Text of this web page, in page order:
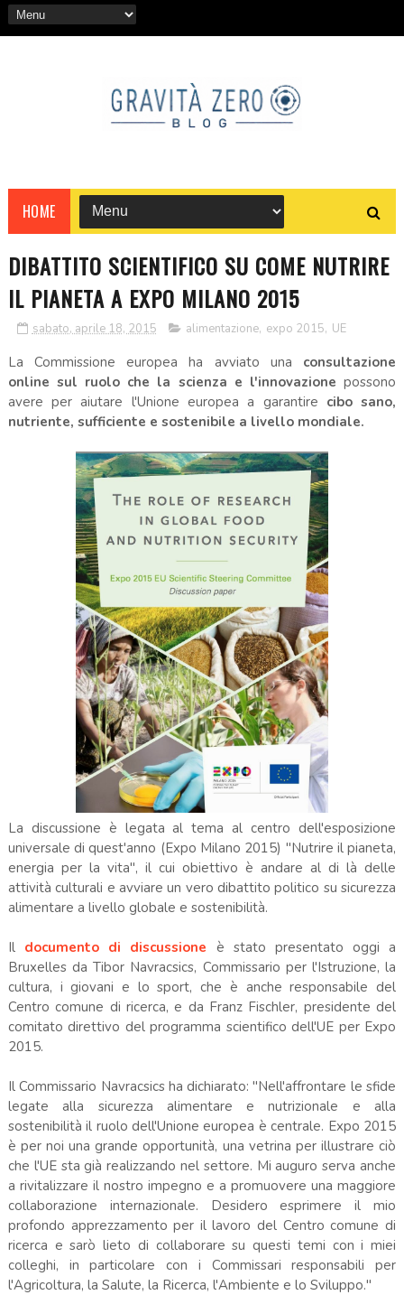
HOME
DIBATTITO SCIENTIFICO SU COME NUTRIRE
IL PIANETA A EXPO MILANO 2015
sabato, aprile 18, 2015 alimentazione, expo 2015, UE
La Commissione europea ha avviato una consultazione
online sul ruolo che la scienza e l'innovazionepossono
avere per aiutare l'Unione europea a garantire cibo sano,
nutriente, sufficiente e sostenibile a livello mondiale.
La discussione è legata al tema al centro dell'esposizione
universale di quest'anno (Expo Milano 2015) "Nutrire il pianeta,
energia per la vita", il cui obiettivo è andare al di là delle
attività culturali e avviare un vero dibattito politico su sicurezza
alimentare a livello globale e sostenibilità.
Il documento di discussione è stato presentato oggi a
Bruxelles da Tibor Navracsics, Commissario per l'Istruzione, la
cultura, i giovani e lo sport, che è anche responsabile del
Centro comune di ricerca, e da Franz Fischler, presidente del
comitato direttivo del programma scientifico dell'UE per Expo
2015.
Il Commissario Navracsics ha dichiarato: "Nell'affrontare le sfide
legate alla sicurezza alimentare e nutrizionale e alla
sostenibilità il ruolo dell'Unione europea è centrale. Expo 2015
è per noi una grande opportunità, una vetrina per illustrare ciò
che l'UE sta già realizzando nel settore. Mi auguro serva anche
a rivitalizzare il nostro impegno e a promuovere una maggiore
collaborazione internazionale. Desidero esprimere il mio
profondo apprezzamento per il lavoro del Centro comune di
ricerca e sarò lieto di collaborare su questi temi con i miei
colleghi, in particolare con i Commissari responsabili per
l'Agricoltura, la Salute, la Ricerca, l'Ambiente e lo Sviluppo."